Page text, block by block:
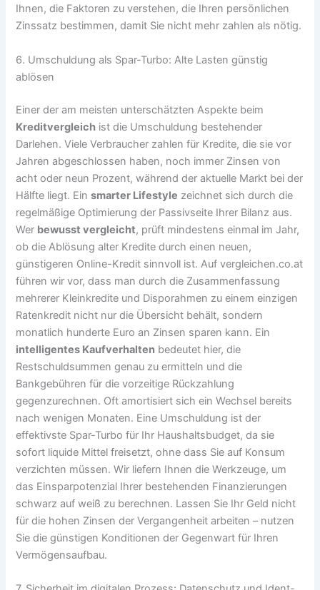
Ihnen, die Faktoren zu verstehen, die Ihren persönlichen
Zinssatz bestimmen, damit Sie nicht mehr zahlen als nötig.
6. Umschuldung als Spar-Turbo: Alte Lasten günstig
ablösen
Einer der am meisten unterschätzten Aspekte beim
Kreditvergleich ist die Umschuldung bestehender
Darlehen. Viele Verbraucher zahlen für Kredite, die sie vor
Jahren abgeschlossen haben, noch immer Zinsen von
acht oder neun Prozent, während der aktuelle Markt bei der
Hälfte liegt. Einsmarter Lifestyle zeichnet sich durch die
regelmäßige Optimierung der Passivseite Ihrer Bilanz aus.
Wer bewusst vergleicht, prüft mindestens einmal im Jahr,
ob die Ablösung alter Kredite durch einen neuen,
günstigeren Online-Kredit sinnvoll ist. Auf vergleichen.co.at
führen wir vor, dass man durch die Zusammenfassung
mehrerer Kleinkredite und Disporahmen zu einem einzigen
Ratenkredit nicht nur die Übersicht behält, sondern
monatlich hunderte Euro an Zinsen sparen kann. Ein
intelligentes Kaufverhalten bedeutet hier, die
Restschuldsummen genau zu ermitteln und die
Bankgebühren für die vorzeitige Rückzahlung
gegenzurechnen. Oft amortisiert sich ein Wechsel bereits
nach wenigen Monaten. Eine Umschuldung ist der
effektivste Spar-Turbo für Ihr Haushaltsbudget, da sie
sofort liquide Mittel freisetzt, ohne dass Sie auf Konsum
verzichten müssen. Wir liefern Ihnen die Werkzeuge, um
das Einsparpotenzial Ihrer bestehenden Finanzierungen
schwarz auf weiß zu berechnen. Lassen Sie Ihr Geld nicht
für die hohen Zinsen der Vergangenheit arbeiten – nutzen
Sie die günstigen Konditionen der Gegenwart für Ihren
Vermögensaufbau.